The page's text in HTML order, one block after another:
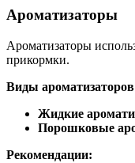
Ароматизаторы
Ароматизаторы
прикормки.
Виды
Жидкие
Порошковые
Рекомендации: